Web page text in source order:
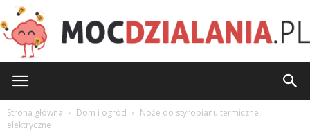
Strona główna Dom i ogród
Noże do styropianu termiczne i
elektryczne